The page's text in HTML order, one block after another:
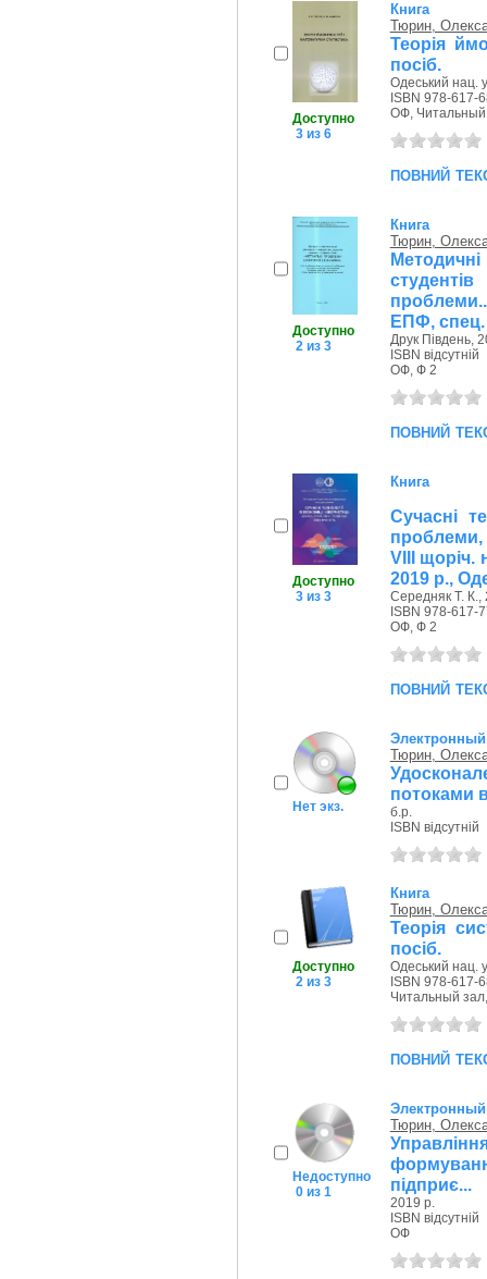
Доступно
3 из 6
Книга
Тюрин,
Теорія
посіб.
Одеський нац.
ISBN 978-617-
ОФ, Читальный
повний
Доступно
2 из 3
Книга
Тюрин,
ЕПФ, спец.
Друк Південь,
ISBN відсутній
ОФ, Ф 2
повний
Доступно
3 из 3
Книга
Сучасні
проблеми,
VIII щоріч.
2019 р.,
Середняк Т. К.,
ISBN 978-617-
ОФ, Ф 2
повний
Нет экз.
Электронный
Тюрин,
потоками
б.р.
ISBN відсутній
Доступно
2 из 3
Книга
Тюрин,
Теорія
посіб.
Одеський нац.
ISBN 978-617-
Читальный
повний
Недоступно
0 из 1
Электронный
Тюрин,
підприє...
2019 р.
ISBN відсутній
ОФ